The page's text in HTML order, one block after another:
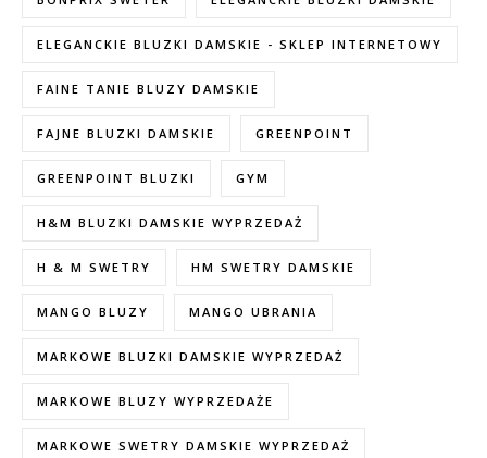
ELEGANCKIE BLUZKI DAMSKIE - SKLEP INTERNETOWY
FAINE TANIE BLUZY DAMSKIE
FAJNE BLUZKI DAMSKIE GREENPOINT
GREENPOINT BLUZKI GYM
H&M BLUZKI DAMSKIE WYPRZEDAŻ
H & M SWETRY HM SWETRY DAMSKIE
MANGO BLUZY MANGO UBRANIA
MARKOWE BLUZKI DAMSKIE WYPRZEDAŻ
MARKOWE BLUZY WYPRZEDAŻE
MARKOWE SWETRY DAMSKIE WYPRZEDAŻ